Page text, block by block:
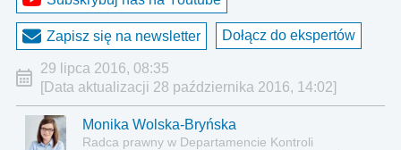
Zapisz się na newsletter Dołącz do ekspertów
29 lipca 2016, 08:35
[Data aktualizacji 28 października 2016, 14:02]
Monika Wolska-Bryńska
Radca prawny w Departamencie Kontroli